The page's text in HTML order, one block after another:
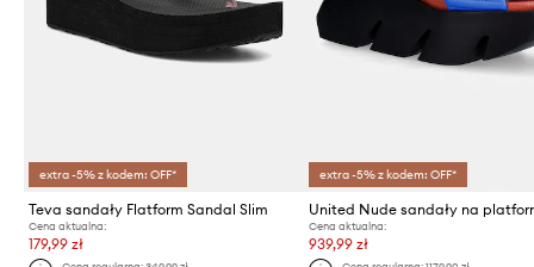
extra -5% z kodem: OFF*
Teva sandały Flatform Sandal Slim
Cena aktualna:
179,99 zł
extra -5% z kodem: OFF*
Cena aktualna:
939,99 zł